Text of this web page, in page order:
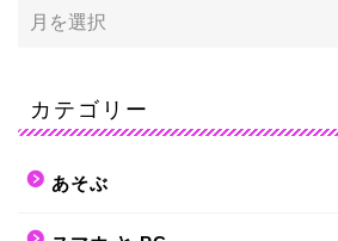
カテゴリー
あそぶ